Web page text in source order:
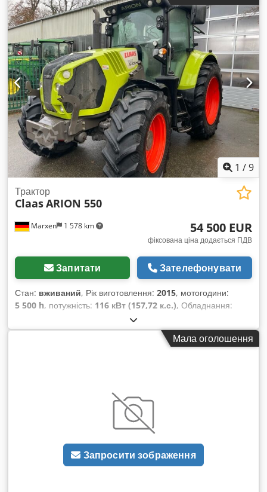
— Шини 710/75 R42 175D, 172E Trelleborg — Інше
Стандартні ключі запалювання — Технічні дані та
обслуговування Довжина: 7 593 мм Висота: 3 791–3 941 мм
Колісна база: 3 600 мм
1 /9
Marxen 1 578 km
Трактор
ClaasARION 550
54 500 EUR
фіксована ціна додається ПДВ
Запитати Зателефонувати
Стан: вживаний, Рік виготовлення: 2015, мотогодини:
5 500 h, потужність: 116 кВт (157,72 к.с.), Обладнання:
гальмо зі стисненим повітрям
Мала оголошення
Запросити зображення